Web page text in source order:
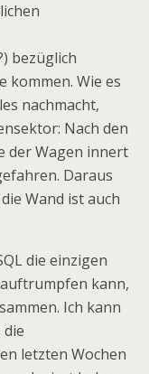
bezüglich
kommen. Wie es
nachmacht,
Nach den
der Wagen innert
Daraus
Wand ist auch
die einzigen
kann,
Ich kann
letzten Wochen